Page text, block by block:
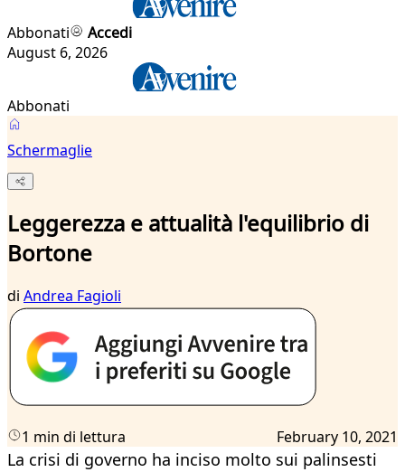
Abbonati
Accedi
August 6, 2026
Abbonati
Schermaglie
Leggerezza e attualità l'equilibrio di
Bortone
di Andrea Fagioli
1 min di lettura February 10, 2021
La crisi di governo ha inciso molto sui palinsesti